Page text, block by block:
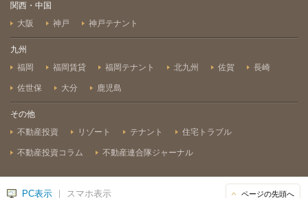
関西・中国
大阪
神戸 神戸テナント
九州
福岡
福岡賃貸 福岡テナント 北九州 佐賀 長崎
佐世保 大分 鹿児島
その他
不動産投資
リゾート テナント 住宅トラブル
不動産投資コラム 不動産連合隊ジャーナル
PC表示 ｜ スマホ表示 ページの先頭へ